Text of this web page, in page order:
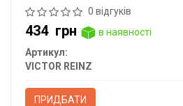
0 відгуків
434 грн
в наявності
Артикул:
VICTOR REINZ
ПРИДБАТИ